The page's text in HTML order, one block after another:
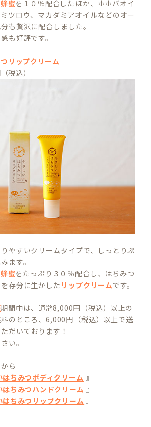
蜜を１０％配合したほか、ホホバオイ
ツロウ、マカダミアオイルなどのオー
も贅沢に配合しました。
も好評です。
リップクリーム
税込）
やすいクリームタイプで、しっとりぷ
ます。
蜜をたっぷり３０％配合し、はちみつ
存分に生かした リップクリームです。
期間中は、通常8,000円（税込）以上の
のところ、6,000円（税込）以上で送
だいております！
い。
ら
はちみつボディクリーム 』
はちみつハンドクリーム 』
はちみつリップクリーム 』